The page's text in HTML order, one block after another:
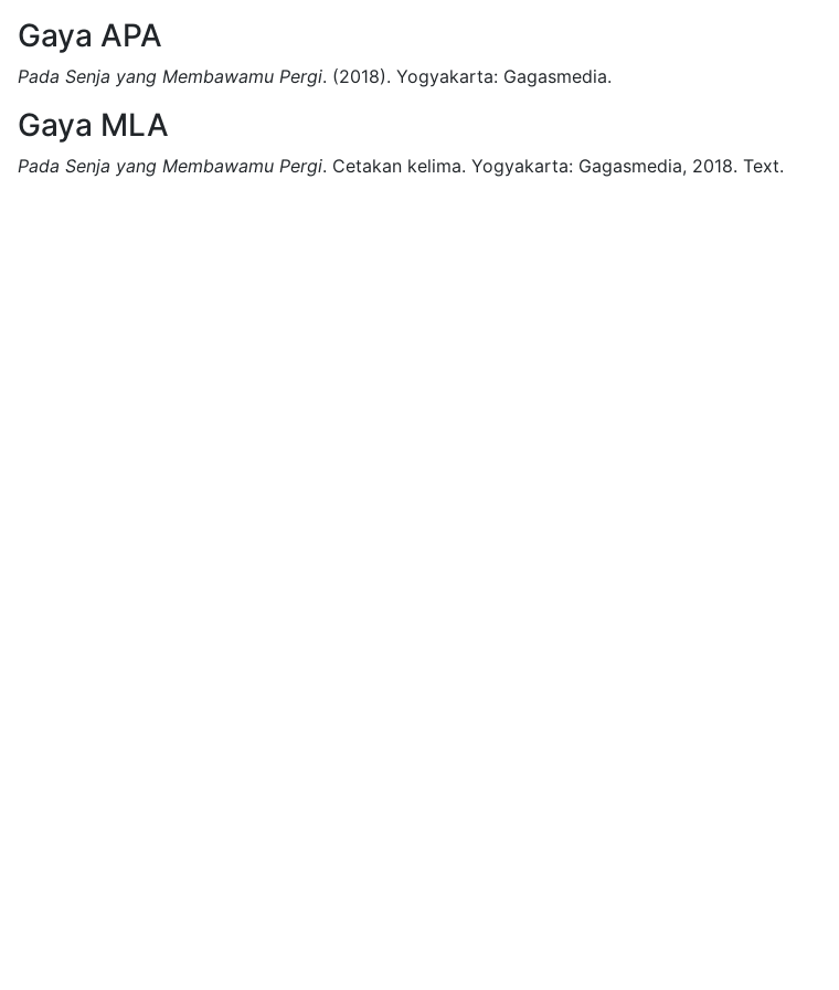
Gaya APA
Pada Senja yang Membawamu Pergi. (2018). Yogyakarta: Gagasmedia.
Gaya MLA
Pada Senja yang Membawamu Pergi. Cetakan kelima. Yogyakarta: Gagasmedia, 2018. Text.